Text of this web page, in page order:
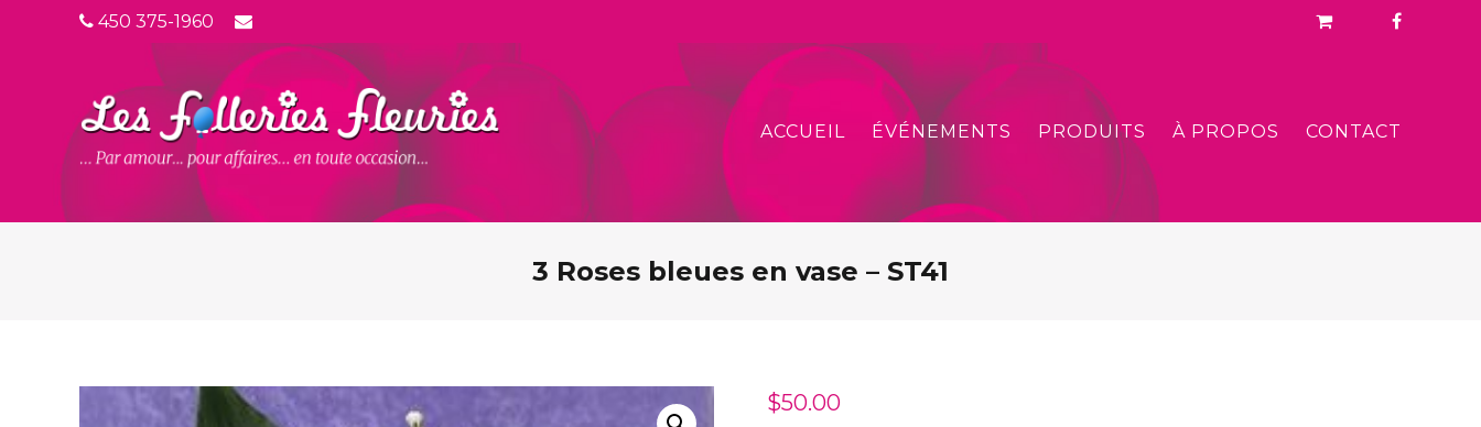
450 375-1960
ACCUEIL ÉVÉNEMENTS PRODUITS À PROPOS CONTACT
3 Roses bleues en vase – ST41
$50.00